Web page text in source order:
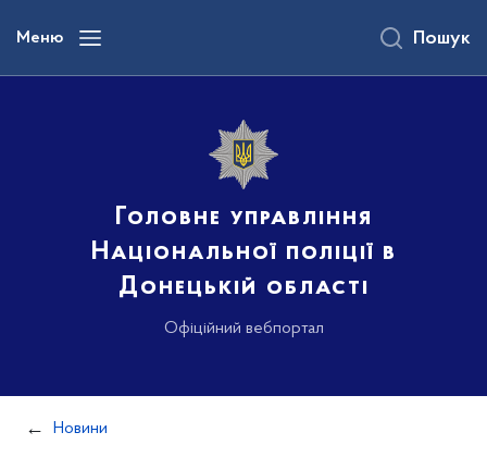
вмісту
Меню
Головне управління
Національної поліції в
Донецькій області
Офіційний вебпортал
Пошук
Новини